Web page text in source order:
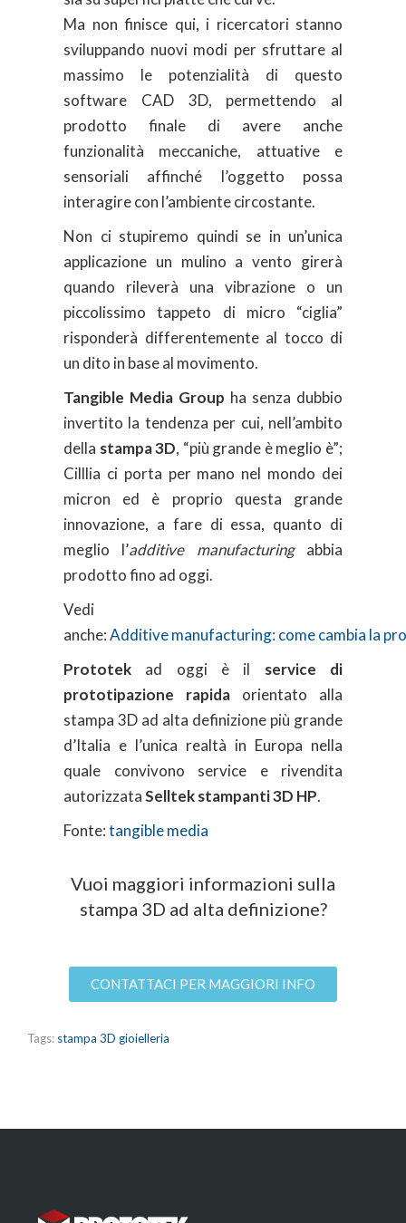
Ma non finisce qui, i ricercatori stanno
sviluppando nuovi modi per sfruttare al
massimo le potenzialità di questo
software CAD 3D, permettendo al
prodotto finale di avere anche
funzionalità meccaniche, attuative e
sensoriali affinché l’oggetto possa
interagire con l’ambiente circostante.
Non ci stupiremo quindi se in un’unica
applicazione un mulino a vento girerà
quando rileverà una vibrazione o un
piccolissimo tappeto di micro “ciglia”
risponderà differentemente al tocco di
un dito in base al movimento.
Tangible Media Group ha senza dubbio
invertito la tendenza per cui, nell’ambito
della stampa 3D, “più grande è meglio è”;
Cilllia ci porta per mano nel mondo dei
micron ed è proprio questa grande
innovazione, a fare di essa, quanto di
meglio l’additive manufacturingabbia
prodotto fino ad oggi.
Vedi
anche:Additive manufacturing: come cambia la
Prototek ad oggi è il service di
prototipazione rapida orientato alla
stampa 3D ad alta definizione più grande
d’Italia e l’unica realtà in Europa nella
quale convivono service e rivendita
autorizzataSelltek stampanti 3D HP.
Fonte:tangible media
Vuoi maggiori informazioni sulla
stampa 3D ad alta definizione?
CONTATTACI PER MAGGIORI INFO
Tags: stampa 3D gioielleria